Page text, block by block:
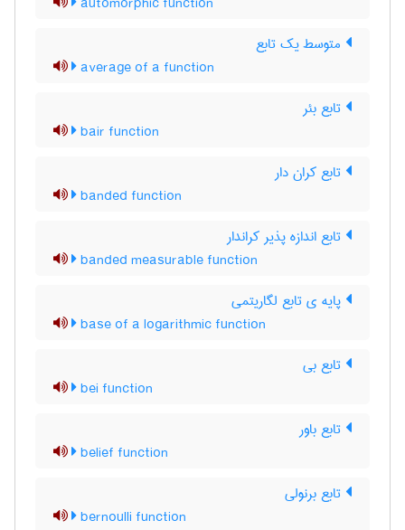
متوسط یک تابع
average of a function
تابع بئر
bair function
تابع کران دار
banded function
تابع اندازه پذیر کراندار
banded measurable function
پایه ی تابع لگاریتمی
base of a logarithmic function
تابع بی
bei function
تابع باور
belief function
تابع برنولی
bernoulli function